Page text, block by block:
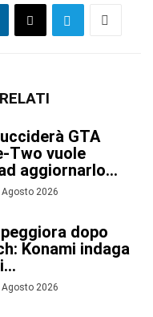
GTA
Two vuole
aggiornarlo...
Agosto 2026
dopo
Konami indaga
Agosto 2026